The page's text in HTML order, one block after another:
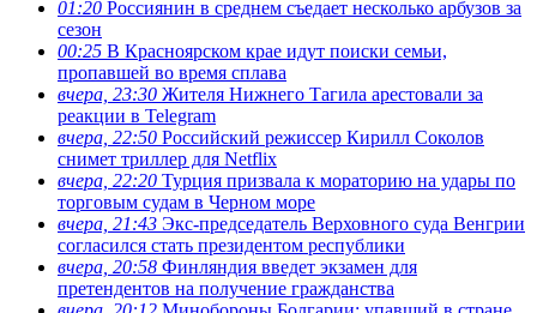
01:20 Россиянин в среднем съедает несколько арбузов за
сезон
00:25 В Красноярском крае идут поиски семьи,
пропавшей во время сплава
вчера, 23:30 Жителя Нижнего Тагила арестовали за
реакции в Теlegram
вчера, 22:50 Российский режиссер Кирилл Соколов
снимет триллер для Netflix
вчера, 22:20 Турция призвала к мораторию на удары по
торговым судам в Черном море
вчера, 21:43 Экс-председатель Верховного суда Венгрии
согласился стать президентом республики
вчера, 20:58 Финляндия введет экзамен для
претендентов на получение гражданства